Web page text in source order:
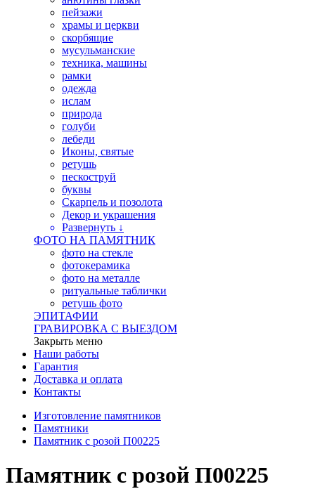
пейзажи
храмы и церкви
скорбящие
мусульманские
техника, машины
рамки
одежда
ислам
природа
голуби
лебеди
Иконы, святые
ретушь
пескоструй
буквы
Скарпель и позолота
Декор и украшения
Развернуть ↓
ФОТО НА ПАМЯТНИК
фото на стекле
фотокерамика
фото на металле
ритуальные таблички
ретушь фото
ЭПИТАФИИ
ГРАВИРОВКА С ВЫЕЗДОМ
Закрыть меню
Наши работы
Гарантия
Доставка и оплата
Контакты
Изготовление памятников
Памятники
Памятник с розой П00225
Памятник с розой П00225